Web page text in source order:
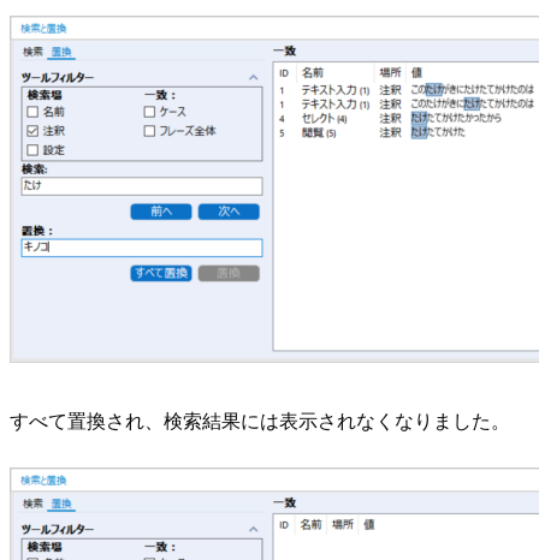
すべて置換され、検索結果には表示されなくなりました。